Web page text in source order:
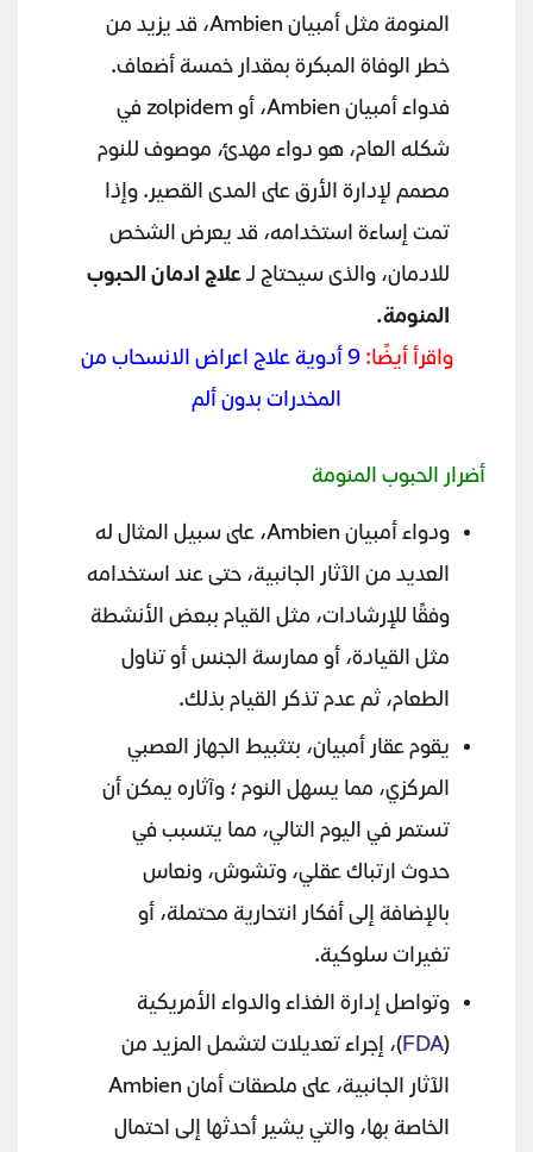
المنومة مثل أمبيان Ambien، قد يزيد من
خطر الوفاة المبكرة بمقدار خمسة أضعاف.
فدواء أمبيان Ambien، أو zolpidem في
شكله العام، هو دواء مهدئ، موصوف للنوم
مصمم لإدارة الأرق على المدى القصير. وإذا
تمت إساءة استخدامه، قد يعرض الشخص
للادمان، والذى سيحتاج لـعلاج ادمان الحبوب
المنومة.
واقرأ أيضًا:
9 أدوية علاج اعراض الانسحاب من
المخدرات بدون ألم
أضرار الحبوب المنومة
ودواء أمبيان Ambien، على سبيل المثال له
العديد من الآثار الجانبية، حتى عند استخدامه
وفقًا للإرشادات، مثل القيام ببعض الأنشطة
مثل القيادة، أو ممارسة الجنس أو تناول
الطعام، ثم عدم تذكر القيام بذلك.
يقوم عقار أمبيان، بتثبيط الجهاز العصبي
المركزي، مما يسهل النوم ؛ وآثاره يمكن أن
تستمر في اليوم التالي، مما يتسبب في
حدوث ارتباك عقلي، وتشوش، ونعاس
بالإضافة إلى أفكار انتحارية محتملة، أو
تغيرات سلوكية.
وتواصل إدارة الغذاء والدواء الأمريكية
(
FDA)، إجراء تعديلات لتشمل المزيد من
الآثار الجانبية، على ملصقات أمان Ambien
الخاصة بها، والتي يشير أحدثها إلى احتمال